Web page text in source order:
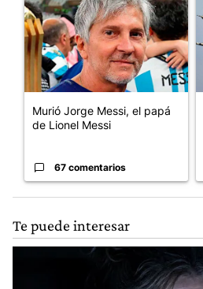
Murió Jorge Messi, el papá
de Lionel Messi
67 comentarios